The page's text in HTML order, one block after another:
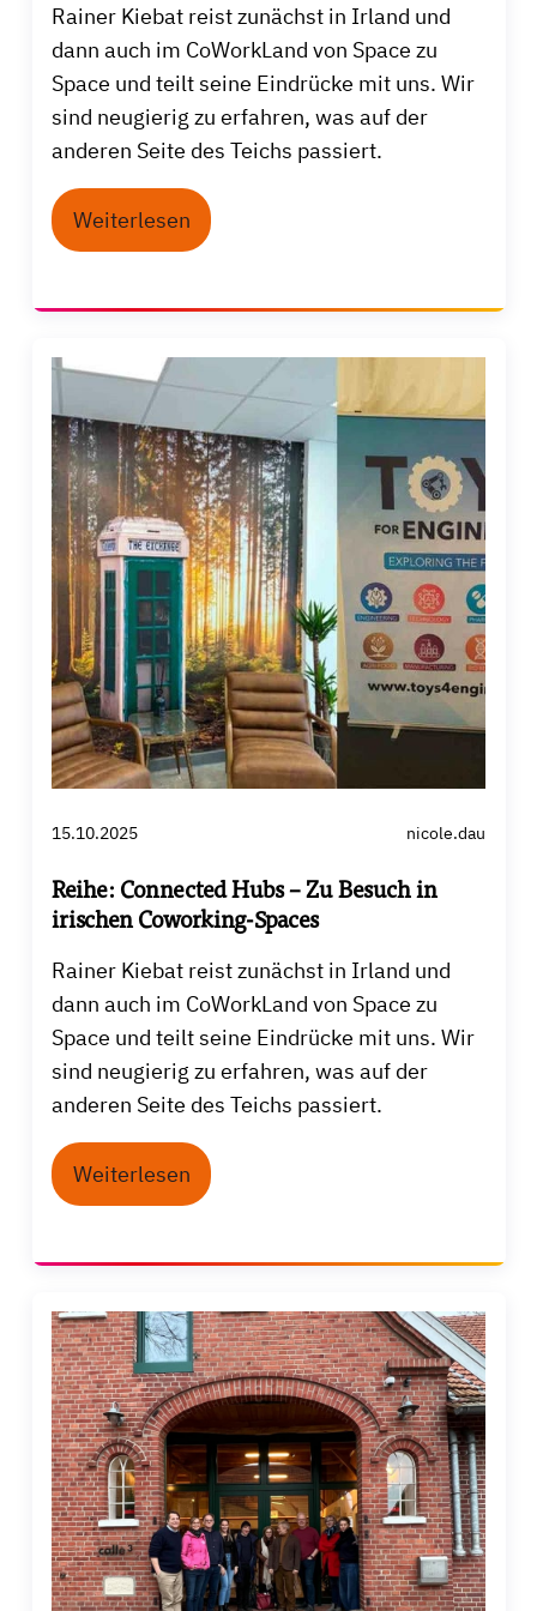
Rainer Kiebat reist zunächst in Irland und
dann auch im CoWorkLand von Space zu
Space und teilt seine Eindrücke mit uns. Wir
sind neugierig zu erfahren, was auf der
anderen Seite des Teichs passiert.
Weiterlesen
15.10.2025 nicole.dau
Reihe: Connected Hubs – Zu Besuch in
irischen Coworking-Spaces
Rainer Kiebat reist zunächst in Irland und
dann auch im CoWorkLand von Space zu
Space und teilt seine Eindrücke mit uns. Wir
sind neugierig zu erfahren, was auf der
anderen Seite des Teichs passiert.
Weiterlesen